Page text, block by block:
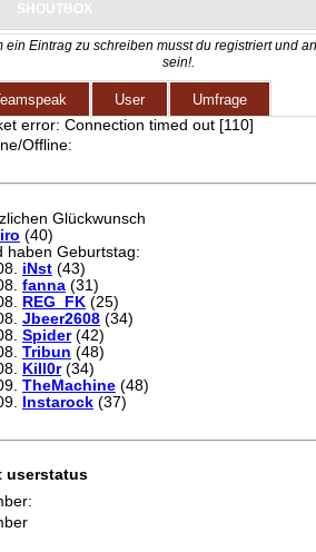
SHOUTBOX
ein Eintrag zu schreiben musst du registriert und
sein!.
User Umfrage
error: Connection timed out [110]
Offline:
Glückwunsch
(40)
haben Geburtstag:
iNst (43)
fanna (31)
REG_FK (25)
Jbeer2608 (34)
Spider(42)
Tribun (48)
Kill0r(34)
TheMachine (48)
Instarock (37)
userstatus